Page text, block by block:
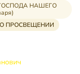
НАШЕГО
ПРОСВЕЩЕНИИ